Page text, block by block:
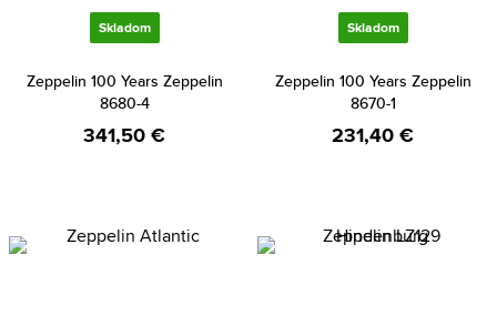
Skladom
Zeppelin 100 Years Zeppelin
8680-4
341,50 €
Skladom
Zeppelin 100 Years Zeppelin
8670-1
231,40 €